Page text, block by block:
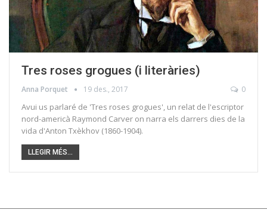
Tres roses grogues (i literàries)
Anna Porquet 19 des., 2017 0
Avui us parlaré de 'Tres roses grogues', un relat de l'escriptor
nord-americà Raymond Carver on narra els darrers dies de la
vida d'Anton Txèkhov (1860-1904).
LLEGIR MÉS...